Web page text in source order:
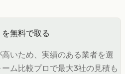
無料で取る
いため、実績のある業者を選
ム比較プロで最大3社の見積も